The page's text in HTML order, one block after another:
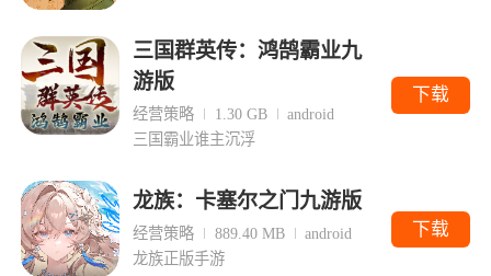
三国群英传：鸿鹄霸业九
游版
经营策略 1.30 GB
android
三国霸业谁主沉浮
下载
龙族：卡塞尔之门九游版
经营策略 889.40 MB
android
龙族正版手游
下载